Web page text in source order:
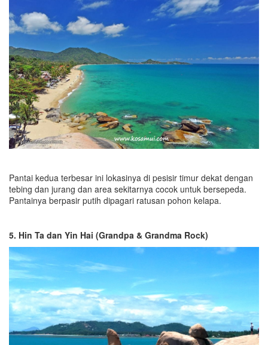
Pantai kedua terbesar ini lokasinya di pesisir timur dekat dengan
tebing dan jurang dan area sekitarnya cocok untuk bersepeda.
Pantainya berpasir putih dipagari ratusan pohon kelapa.
5. Hin Ta dan Yin Hai (Grandpa & Grandma Rock)